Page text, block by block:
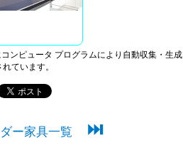
ンピュータ プログラムにより自動収集・生成
れています。
ー家具一覧 ⏭